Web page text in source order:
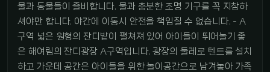
물과 동물들이 즐비합니다. 물과 충분한 조명 기구를 꼭 지참하
셔야만 합니다. 야간에 이동시 안전을 책임질 수 없습니다. - A
구역 넓은 원형의 잔디밭이 펼쳐져 있어 아이들이 뛰어놀기 좋
은 해여림의 잔디광장 A구역입니다. 광장의 둘레로 텐트를 설치
하고 가운데 공간은 아이들을 위한 놀이공간으로 남겨놓아 가족